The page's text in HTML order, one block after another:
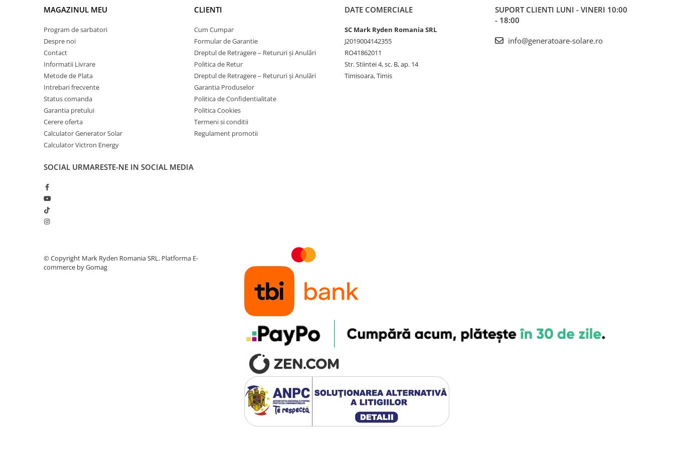
Statii de incarcare vehicule
UPS Centrale Termice
Stabilizatoare Tensiune
Scule si aparate
Instrumente de masura
Anemometre
Clampmetre
Detectoare
Tahometre
Termometre
Multimetre de Banc
MAGAZINUL MEU
Program de sarbatori
Despre noi
Contact
Informatii Livrare
Metode de Plata
Intrebari frecvente
Status comanda
Garantia pretului
Cerere oferta
Calculator Generator Solar
Calculator Victron Energy
CLIENTI
Cum Cumpar
Formular de Garantie
Dreptul de Retragere – Retururi și Anulări
Politica de Retur
Dreptul de Retragere – Retururi și Anulări
Garantia Produselor
Politica de Confidentialitate
Politica Cookies
Termeni si conditii
Regulament promotii
DATE COMERCIALE
SC Mark Ryden Romania SRL
J2019004142355
RO41862011
Str. Stiintei 4, sc. B, ap. 14
Timisoara, Timis
SUPORT CLIENTI LUNI - VINERI 10:00
- 18:00
info@generatoare-solare.ro
SOCIAL URMARESTE-NE IN SOCIAL MEDIA
©️ Copyright Mark Ryden Romania SRL. Platforma E-
commerce by Gomag